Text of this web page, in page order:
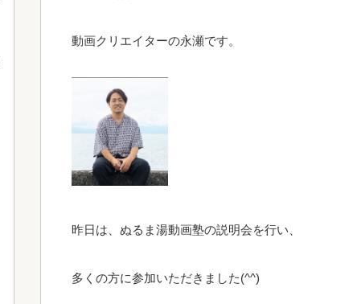
動画クリエイターの永瀬です。
昨日は、ぬるま湯動画塾の説明会を行い、
多くの方に参加いただきました(^^)